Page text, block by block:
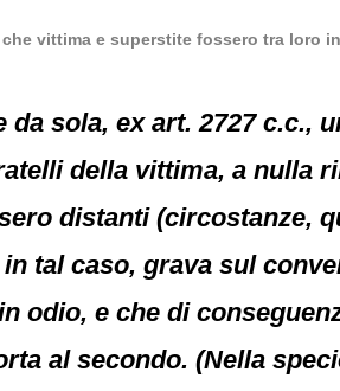
vittima e superstite fossero tra loro
sola, ex art. 2727 c.c.,
della vittima, a nulla
distanti (circostanze,
tal caso, grava sul
odio, e che di
al secondo. (Nella